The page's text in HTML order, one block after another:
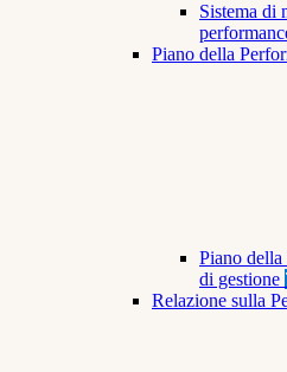
Sistema di
Piano della
Piano della
di gestione
Relazione sulla